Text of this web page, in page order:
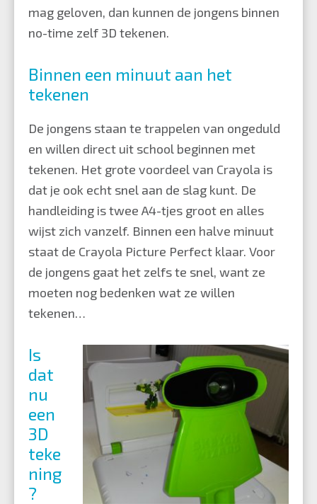
mag geloven, dan kunnen de jongens binnen
no-time zelf 3D tekenen.
Binnen een minuut aan het
tekenen
De jongens staan te trappelen van ongeduld
en willen direct uit school beginnen met
tekenen. Het grote voordeel van Crayola is
dat je ook echt snel aan de slag kunt. De
handleiding is twee A4-tjes groot en alles
wijst zich vanzelf. Binnen een halve minuut
staat de Crayola Picture Perfect klaar. Voor
de jongens gaat het zelfs te snel, want ze
moeten nog bedenken wat ze willen
tekenen…
Is
dat
nu
een
3D
teke
ning
?